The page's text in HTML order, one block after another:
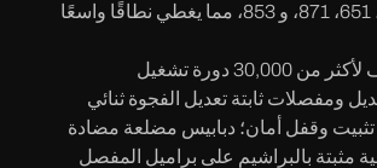
في ذلك 431، 633، 651، 871، و 853، مما يغطي نطاقًا واسعًا
30,000 دورة تشغيل
ومفصلات ثابتة تعديل الفجوة ثنائي
تثبيت وقفل أمان؛ دبابيس مضلعة مضادة
مثبتة بالبراشيم على براميل المفصل